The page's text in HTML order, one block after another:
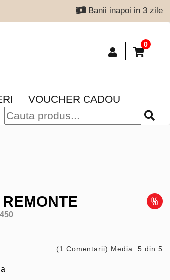
Banii inapoi in 3 zile
0
VOUCHER CADOU
(1 Comentarii) Media: 5 din 5